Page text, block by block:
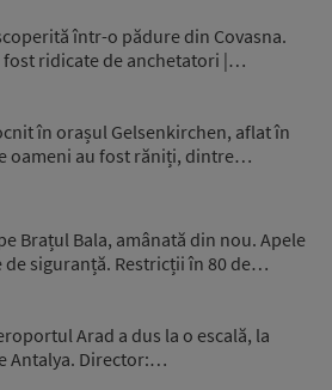
într-o pădure din Covasna.
fost ridicate de anchetatori |…
în orașul Gelsenkirchen, aflat în
oameni au fost răniți, dintre…
Brațul Bala, amânată din nou. Apele
de siguranță. Restricții în 80 de…
Arad a dus la o escală, la
Antalya. Director:…